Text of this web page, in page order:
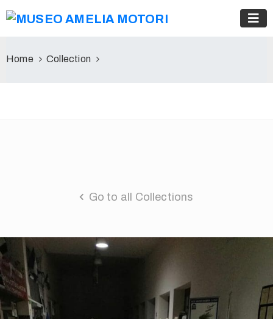
Home Collection
Go to all Collections